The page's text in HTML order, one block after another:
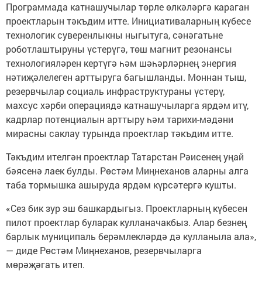
Программада катнашучылар төрле өлкәләргә караган
проектларын тәкъдим итте. Инициативаларның күбесе
технологик суверенлыкны ныгытуга, сәнәгатьне
роботлаштыруны үстерүгә, төш магнит резонансы
технологияләрен кертүгә һәм шәһәрләрнең энергия
нәтиҗәлелеген арттыруга багышланды. Моннан тыш,
резервчылар социаль инфраструктураны үстерү,
махсус хәрби операциядә катнашучыларга ярдәм итү,
кадрлар потенциалын арттыру һәм тарихи-мәдәни
мирасны саклау турында проектлар тәкъдим итте.
Тәкъдим ителгән проектлар Татарстан Рәисенең уңай
бәясенә лаек булды. Рөстәм Миңнеханов аларны алга
таба тормышка ашыруда ярдәм күрсәтергә кушты.
«Сез бик зур эш башкардыгыз. Проектларның күбесен
пилот проектлар буларак кулланачакбыз. Алар безнең
барлык муниципаль берәмлекләрдә дә кулланыла ала»,
— диде Рөстәм Миңнеханов, резервчыларга
мөрәҗәгать итеп.